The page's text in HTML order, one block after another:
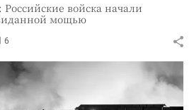
войска начали
мощью
6